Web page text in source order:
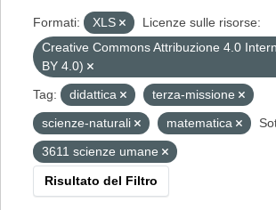
Formati: XLS
Licenze sulle risorse:
Creative Commons Attribuzione 4.0
BY 4.0)
Tag:
didattica
terza-missione
scienze-naturali
matematica
3611 scienze umane
Risultato del Filtro